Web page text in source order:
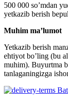
500 000 so’mdan
yetkazib berish
Muhim ma’lumot
Yetkazib berish
ehtiyot bo’ling (bu
muhim). Buyurtma
tanlaganingizga